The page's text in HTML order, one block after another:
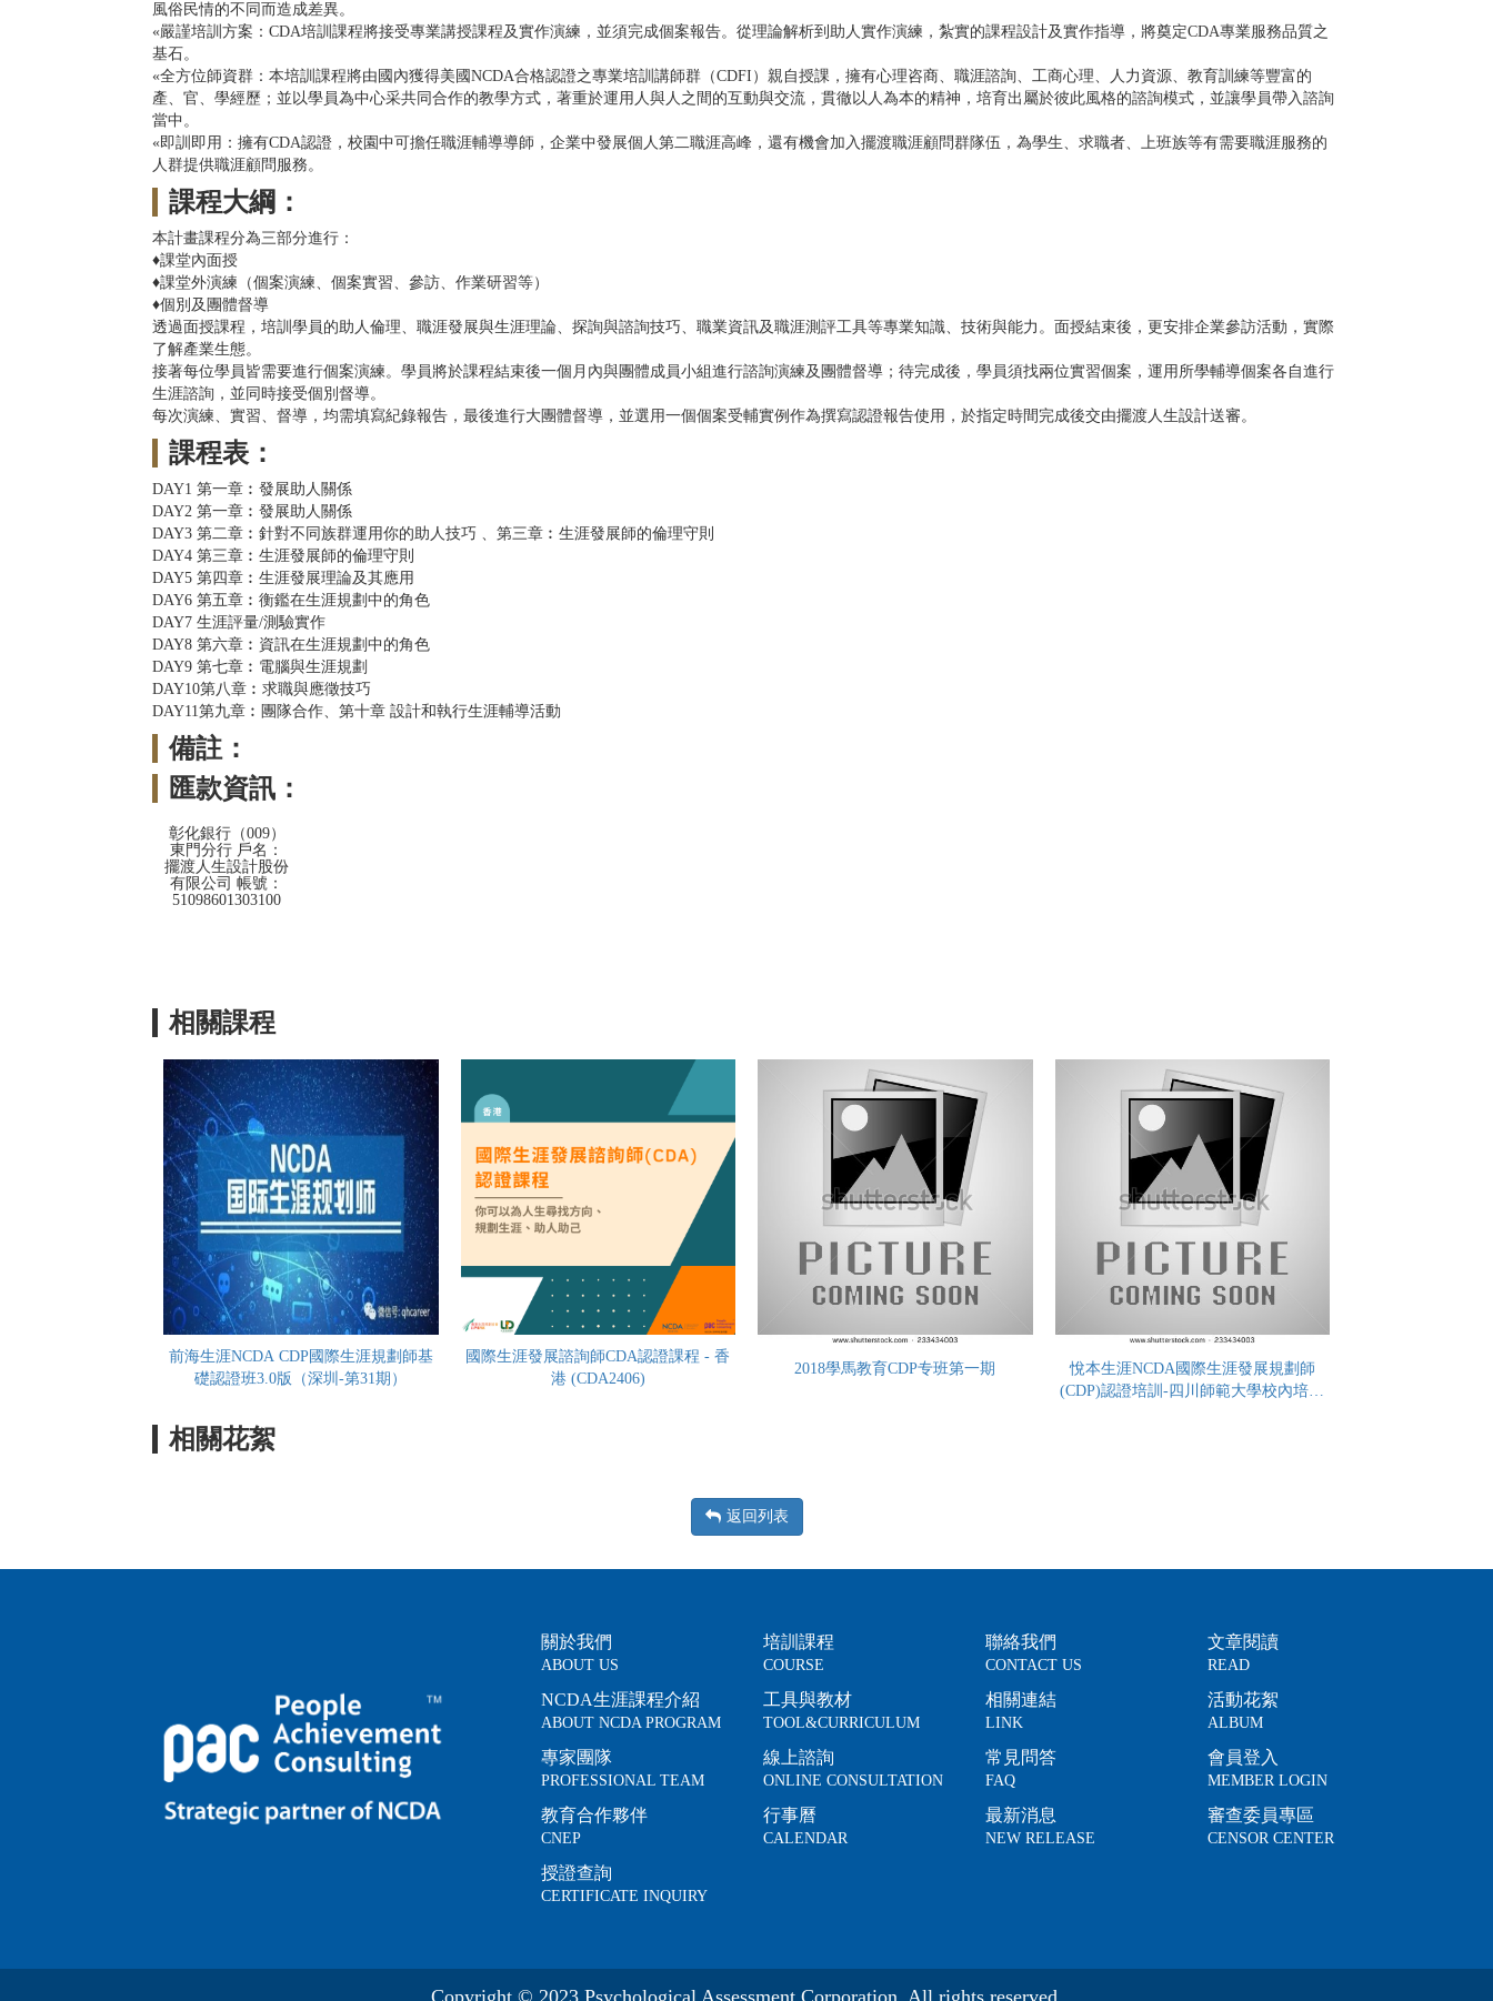
風俗民情的不同而造成差異。
«嚴謹培訓方案：CDA培訓課程將接受專業講授課程及實作演練，並須完成個案報告。從理論解析到助人實作演練，紮實的課程設計及實作指導，將奠定CDA專業服務品質之
基石。
«全方位師資群：本培訓課程將由國內獲得美國NCDA合格認證之專業培訓講師群（CDFI）親自授課，擁有心理咨商、職涯諮詢、工商心理、人力資源、教育訓練等豐富的
產、官、學經歷；並以學員為中心采共同合作的教學方式，著重於運用人與人之間的互動與交流，貫徹以人為本的精神，培育出屬於彼此風格的諮詢模式，並讓學員帶入諮詢
當中。
«即訓即用：擁有CDA認證，校園中可擔任職涯輔導導師，企業中發展個人第二職涯高峰，還有機會加入擺渡職涯顧問群隊伍，為學生、求職者、上班族等有需要職涯服務的
人群提供職涯顧問服務。
課程大綱：
本計畫課程分為三部分進行：
♦課堂內面授
♦課堂外演練（個案演練、個案實習、參訪、作業研習等）
♦個別及團體督導
透過面授課程，培訓學員的助人倫理、職涯發展與生涯理論、探詢與諮詢技巧、職業資訊及職涯測評工具等專業知識、技術與能力。面授結束後，更安排企業參訪活動，實際
了解產業生態。
接著每位學員皆需要進行個案演練。學員將於課程結束後一個月內與團體成員小組進行諮詢演練及團體督導；待完成後，學員須找兩位實習個案，運用所學輔導個案各自進行
生涯諮詢，並同時接受個別督導。
每次演練、實習、督導，均需填寫紀錄報告，最後進行大團體督導，並選用一個個案受輔實例作為撰寫認證報告使用，於指定時間完成後交由擺渡人生設計送審。
課程表：
DAY1 第一章︰發展助人關係
DAY2 第一章︰發展助人關係
DAY3 第二章︰針對不同族群運用你的助人技巧 、第三章︰生涯發展師的倫理守則
DAY4 第三章︰生涯發展師的倫理守則
DAY5 第四章︰生涯發展理論及其應用
DAY6 第五章︰衡鑑在生涯規劃中的角色
DAY7 生涯評量/測驗實作
DAY8 第六章︰資訊在生涯規劃中的角色
DAY9 第七章︰電腦與生涯規劃
DAY10第八章︰求職與應徵技巧
DAY11第九章︰團隊合作、第十章 設計和執行生涯輔導活動
備註：
匯款資訊：
彰化銀行（009）
東門分行 戶名：
擺渡人生設計股份
有限公司 帳號：
51098601303100
相關課程
前海生涯NCDA CDP國際生涯規劃師基
礎認證班3.0版（深圳-第31期）
國際生涯發展諮詢師CDA認證課程 - 香
港 (CDA2406)
2018學馬教育CDP专班第一期
悅本生涯NCDA國際生涯發展規劃師
(CDP)認證培訓-四川師範大學校內培訓
相關花絮
返回列表
關於我們
ABOUT US
NCDA生涯課程介紹
ABOUT NCDA PROGRAM
專家團隊
PROFESSIONAL TEAM
教育合作夥伴
CNEP
授證查詢
CERTIFICATE INQUIRY
培訓課程
COURSE
工具與教材
TOOL&CURRICULUM
線上諮詢
ONLINE CONSULTATION
行事曆
CALENDAR
聯絡我們
CONTACT US
相關連結
LINK
常見問答
FAQ
最新消息
NEW RELEASE
文章閱讀
READ
活動花絮
ALBUM
會員登入
MEMBER LOGIN
審查委員專區
CENSOR CENTER
Copyright © 2023 Psychological Assessment Corporation. All rights reserved.